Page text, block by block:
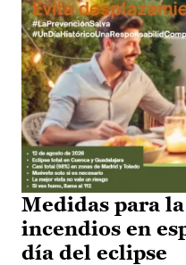
Medidas para
incendios en
día del eclipse